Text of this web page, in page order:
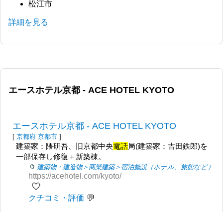
松江市
詳細を見る
エースホテル京都 - ACE HOTEL KYOTO
エースホテル京都 - ACE HOTEL KYOTO
[ 京都府 京都市 ]
建築家：隈研吾、旧京都中央電話局(建築家：吉田鉄郎)を
一部保存し修復＋新築棟。
建築物・建造物＞商業建築＞宿泊施設（ホテル、旅館など）
https://acehotel.com/kyoto/
🤍
クチコミ・評価